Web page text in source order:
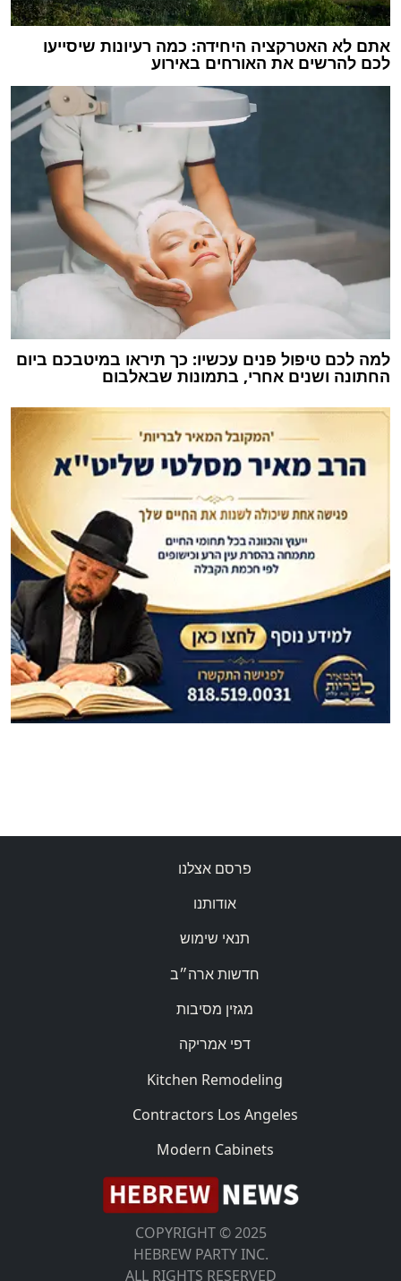
אתם לא האטרקציה היחידה: כמה רעיונות שיסייעו
לכם להרשים את האורחים באירוע
למה לכם טיפול פנים עכשיו: כך תיראו במיטבכם ביום
החתונה ושנים אחרי, בתמונות שבאלבום
פרסם אצלנו
אודותנו
תנאי שימוש
חדשות ארה״ב
מגזין מסיבות
דפי אמריקה
Kitchen Remodeling
Contractors Los Angeles
Modern Cabinets
COPYRIGHT © 2025
HEBREW PARTY INC.
ALL RIGHTS RESERVED